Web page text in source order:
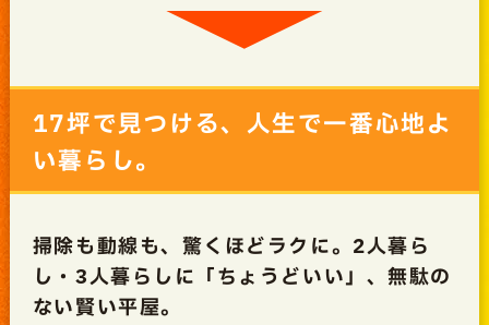
17坪で見つける、人生で一番心地よ
い暮らし。
掃除も動線も、驚くほどラクに。2人暮ら
し・3人暮らしに「ちょうどいい」、無駄の
ない賢い平屋。